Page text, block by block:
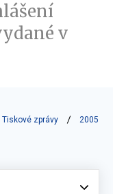
v
Tiskové zprávy 2005